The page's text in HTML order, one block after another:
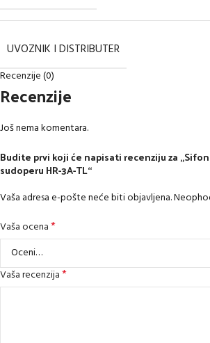
UVOZNIK I DISTRIBUTER
Recenzije (0)
Recenzije
Još nema komentara.
Budite prvi koji će napisati recenziju za
sudoperu HR-3A-TL“
Vaša adresa e-pošte neće biti objavljena.
Vaša ocena*
Vaša recenzija*